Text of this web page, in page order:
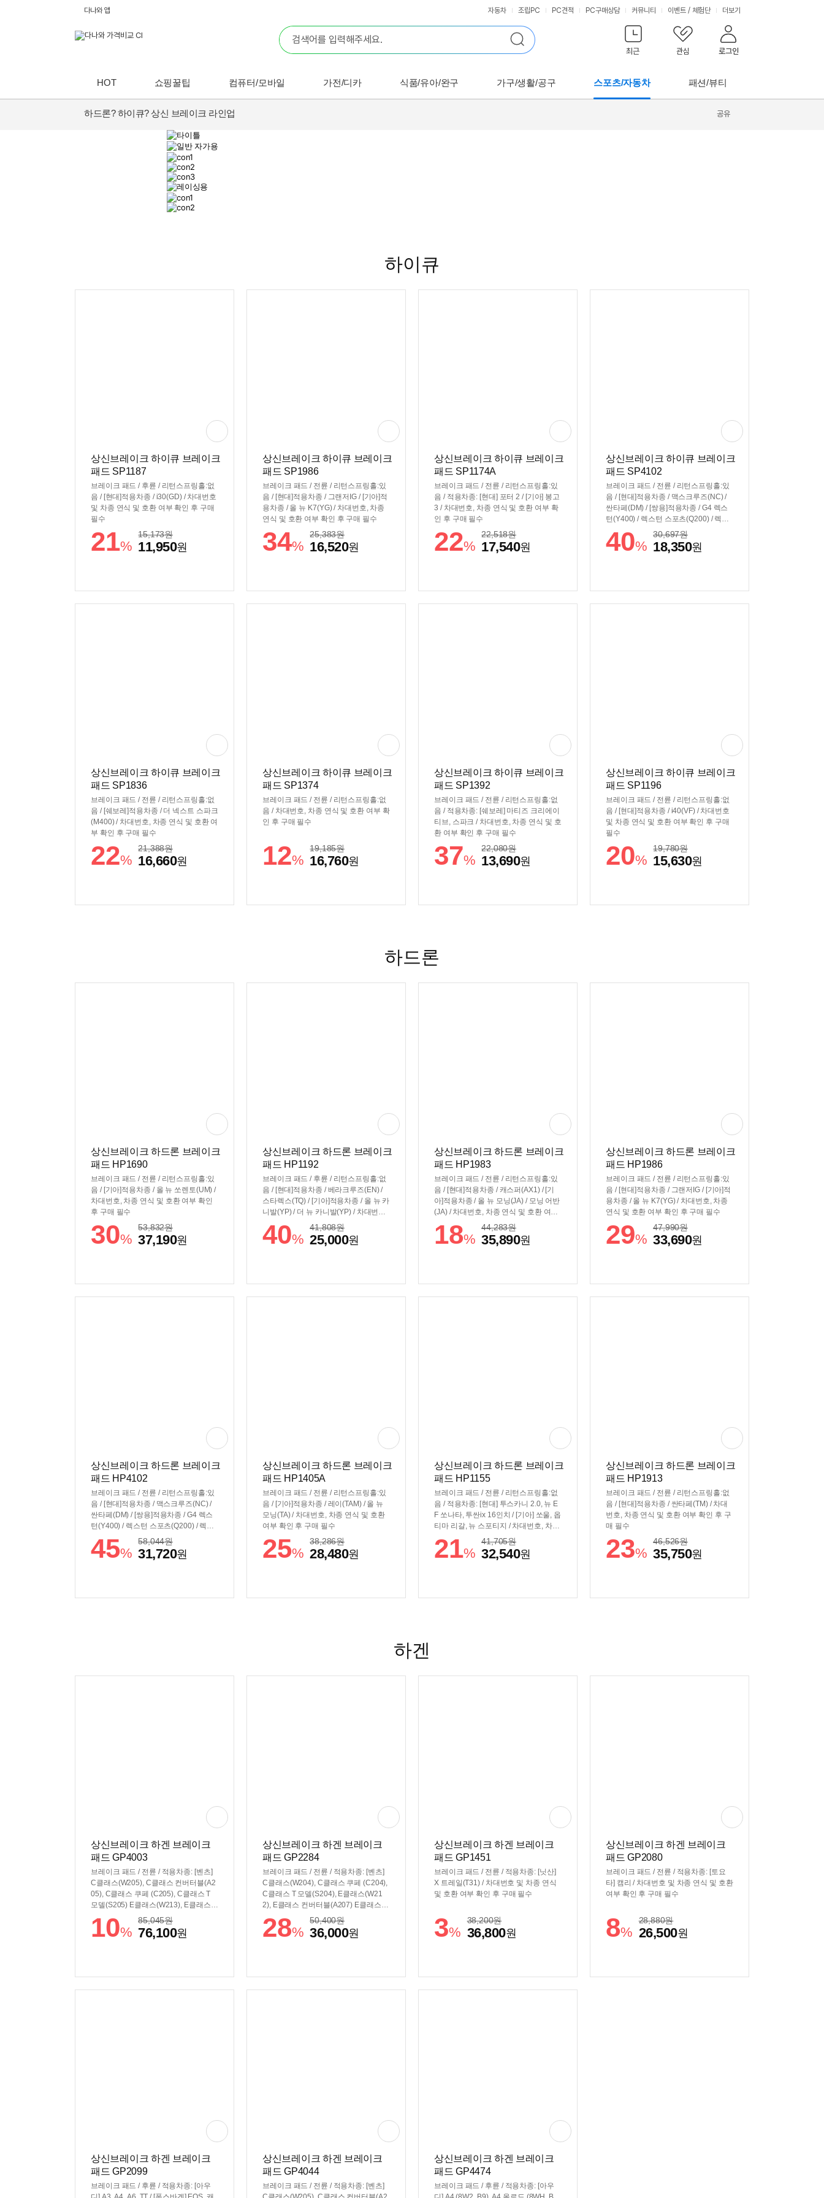
최근 관심 로그인
다나와 앱 자동차 조립PC PC견적 PC구매상담 커뮤니티 이벤트 / 체험단 더보기
HOT 쇼핑꿀팁 컴퓨터/모바일 가전/디카 식품/유아/완구 가구/생활/공구 스포츠/자동차 패션/뷰티
하드론? 하이큐? 상신 브레이크 라인업 공유
하이큐
상신브레이크 하이큐 브레이크
패드 SP1187
브레이크 패드 / 후륜 / 리턴스프링홀:없
음 / [현대]적용차종 / i30(GD) / 차대번호
및 차종 연식 및 호환 여부 확인 후 구매
필수
21%
15,173원
11,950원
상신브레이크 하이큐 브레이크
패드 SP1986
브레이크 패드 / 전륜 / 리턴스프링홀:있
음 / [현대]적용차종 / 그랜저IG / [기아]적
용차종 / 올 뉴 K7(YG) / 차대번호, 차종
연식 및 호환 여부 확인 후 구매 필수
34%
25,383원
16,520원
상신브레이크 하이큐 브레이크
패드 SP1174A
브레이크 패드 / 전륜 / 리턴스프링홀:있
음 / 적용차종: [현대] 포터 2 / [기아] 봉고
3 / 차대번호, 차종 연식 및 호환 여부 확
인 후 구매 필수
22%
22,518원
17,540원
상신브레이크 하이큐 브레이크
패드 SP4102
브레이크 패드 / 전륜 / 리턴스프링홀:있
음 / [현대]적용차종 / 맥스크루즈(NC) /
싼타페(DM) / [쌍용]적용차종 / G4 렉스
턴(Y400) / 렉스턴 스포츠(Q200) / 렉스
턴 스포츠 칸(Q200) / 코란도 이모션(E1
00) / 토레스(J100) / 토레스 EVX(U100)
/ 차대번호, 차종 연식 및 호환 여부 확인
40%
30,697원
18,350원
상신브레이크 하이큐 브레이크
패드 SP1836
브레이크 패드 / 전륜 / 리턴스프링홀:없
음 / [쉐보레]적용차종 / 더 넥스트 스파크
(M400) / 차대번호, 차종 연식 및 호환 여
부 확인 후 구매 필수
22%
21,388원
16,660원
상신브레이크 하이큐 브레이크
패드 SP1374
브레이크 패드 / 전륜 / 리턴스프링홀:없
음 / 차대번호, 차종 연식 및 호환 여부 확
인 후 구매 필수
12%
19,185원
16,760원
상신브레이크 하이큐 브레이크
패드 SP1392
브레이크 패드 / 전륜 / 리턴스프링홀:없
음 / 적용차종: [쉐보레] 마티즈 크리에이
티브, 스파크 / 차대번호, 차종 연식 및 호
환 여부 확인 후 구매 필수
37%
22,080원
13,690원
상신브레이크 하이큐 브레이크
패드 SP1196
브레이크 패드 / 전륜 / 리턴스프링홀:없
음 / [현대]적용차종 / i40(VF) / 차대번호
및 차종 연식 및 호환 여부 확인 후 구매
필수
20%
19,780원
15,630원
하드론
상신브레이크 하드론 브레이크
패드 HP1690
브레이크 패드 / 전륜 / 리턴스프링홀:있
음 / [기아]적용차종 / 올 뉴 쏘렌토(UM) /
차대번호, 차종 연식 및 호환 여부 확인
후 구매 필수
30%
53,832원
37,190원
상신브레이크 하드론 브레이크
패드 HP1192
브레이크 패드 / 후륜 / 리턴스프링홀:없
음 / [현대]적용차종 / 베라크루즈(EN) /
스타렉스(TQ) / [기아]적용차종 / 올 뉴 카
니발(YP) / 더 뉴 카니발(YP) / 차대번호,
차종 연식 및 호환 여부 확인 후 구매 필
수
40%
41,808원
25,000원
상신브레이크 하드론 브레이크
패드 HP1983
브레이크 패드 / 전륜 / 리턴스프링홀:있
음 / [현대]적용차종 / 캐스퍼(AX1) / [기
아]적용차종 / 올 뉴 모닝(JA) / 모닝 어반
(JA) / 차대번호, 차종 연식 및 호환 여부
확인 후 구매 필수
18%
44,283원
35,890원
상신브레이크 하드론 브레이크
패드 HP1986
브레이크 패드 / 전륜 / 리턴스프링홀:있
음 / [현대]적용차종 / 그랜저IG / [기아]적
용차종 / 올 뉴 K7(YG) / 차대번호, 차종
연식 및 호환 여부 확인 후 구매 필수
29%
47,990원
33,690원
상신브레이크 하드론 브레이크
패드 HP4102
브레이크 패드 / 전륜 / 리턴스프링홀:있
음 / [현대]적용차종 / 맥스크루즈(NC) /
싼타페(DM) / [쌍용]적용차종 / G4 렉스
턴(Y400) / 렉스턴 스포츠(Q200) / 렉스
턴 스포츠 칸(Q200) / 코란도 이모션(E1
00) / 토레스(J100) / 토레스 EVX(U100)
/ 차대번호, 차종 연식 및 호환 여부 확인
45%
58,044원
31,720원
상신브레이크 하드론 브레이크
패드 HP1405A
브레이크 패드 / 전륜 / 리턴스프링홀:있
음 / [기아]적용차종 / 레이(TAM) / 올 뉴
모닝(TA) / 차대번호, 차종 연식 및 호환
여부 확인 후 구매 필수
25%
38,286원
28,480원
상신브레이크 하드론 브레이크
패드 HP1155
브레이크 패드 / 전륜 / 리턴스프링홀:없
음 / 적용차종: [현대] 투스카니 2.0, 뉴 E
F 쏘나타, 투싼ix 16인치 / [기아] 쏘울, 옵
티마 리갈, 뉴 스포티지 / 차대번호, 차종
연식 및 호환 여부 확인 후 구매 필수
21%
41,705원
32,540원
상신브레이크 하드론 브레이크
패드 HP1913
브레이크 패드 / 전륜 / 리턴스프링홀:없
음 / [현대]적용차종 / 싼타페(TM) / 차대
번호, 차종 연식 및 호환 여부 확인 후 구
매 필수
23%
46,526원
35,750원
하겐
상신브레이크 하겐 브레이크
패드 GP4003
브레이크 패드 / 전륜 / 적용차종: [벤츠]
C클래스(W205), C클래스 컨버터블(A2
05), C클래스 쿠페 (C205), C클래스 T
모델(S205) E클래스(W213), E클래스 T
모델(S213) / 차대번호 및 차종 연식 및
호환 여부 확인 후 구매 필수
10%
85,045원
76,100원
상신브레이크 하겐 브레이크
패드 GP2284
브레이크 패드 / 전륜 / 적용차종: [벤츠]
C클래스(W204), C클래스 쿠페 (C204),
C클래스 T 모델(S204), E클래스(W21
2), E클래스 컨버터블(A207) E클래스
쿠페 (C207), E클래스 T 모델(S212), SL
C(R172), SLK(R172) / 차대번호 및 차
종 연식 및 호환 여부 확인 후 구매 필수
28%
50,400원
36,000원
상신브레이크 하겐 브레이크
패드 GP1451
브레이크 패드 / 전륜 / 적용차종: [닛산]
X 트레일(T31) / 차대번호 및 차종 연식
및 호환 여부 확인 후 구매 필수
3%
38,200원
36,800원
상신브레이크 하겐 브레이크
패드 GP2080
브레이크 패드 / 전륜 / 적용차종: [토요
타] 캠리 / 차대번호 및 차종 연식 및 호환
여부 확인 후 구매 필수
8%
28,880원
26,500원
상신브레이크 하겐 브레이크
패드 GP2099
브레이크 패드 / 후륜 / 적용차종: [아우
상신브레이크 하겐 브레이크
패드 GP4044
브레이크 패드 / 전륜 / 적용차종: [벤츠]
상신브레이크 하겐 브레이크
패드 GP4474
브레이크 패드 / 후륜 / 적용차종: [아우